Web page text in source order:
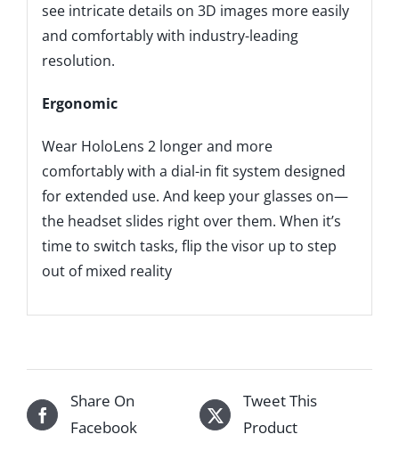
see intricate details on 3D images more easily
and comfortably with industry-leading
resolution.
Ergonomic
Wear HoloLens 2 longer and more
comfortably with a dial-in fit system designed
for extended use. And keep your glasses on—
the headset slides right over them. When it’s
time to switch tasks, flip the visor up to step
out of mixed reality
Share On
Facebook
Tweet This
Product